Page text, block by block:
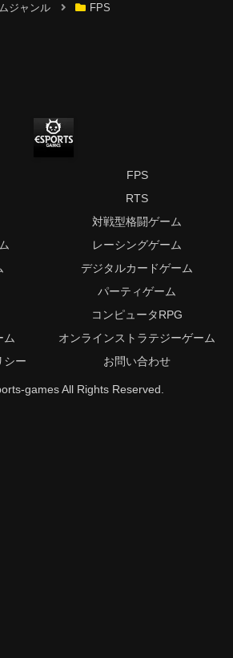
ジャンル FPS
FPS
RTS
対戦型格闘ゲーム
レーシングゲーム
デジタルカードゲーム
パーティゲーム
コンピュータRPG
ム
オンラインストラテジーゲーム
シー
お問い合わせ
games All Rights Reserved.